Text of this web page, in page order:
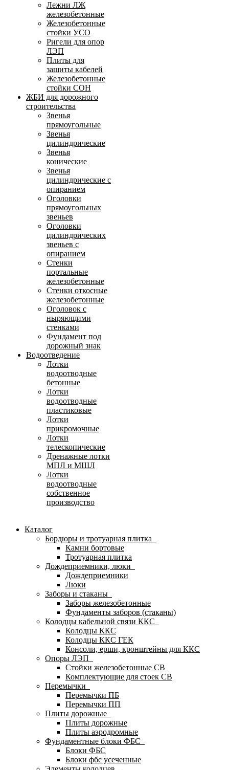
Лежни ЛЖ
железобетонные
Железобетонные
стойки УСО
Ригели для опор
ЛЭП
Плиты для
защиты кабелей
Железобетонные
стойки СОН
ЖБИ для дорожного
строительства
Звенья
прямоугольные
Звенья
цилиндрические
Звенья
конические
Звенья
цилиндрические с
опиранием
Оголовки
прямоугольных
звеньев
Оголовки
цилиндрических
звеньев с
опиранием
Стенки
портальные
железобетонные
Стенки откосные
железобетонные
Оголовок с
ныряющими
стенками
Фундамент под
дорожный знак
Водоотведение
Лотки
водоотводные
бетонные
Лотки
водоотводные
пластиковые
Лотки
прикромочные
Лотки
телескопические
Дренажные лотки
МПЛ и МШЛ
Лотки
водоотводные
собственное
производство
Каталог
Бордюры и тротуарная плитка
Камни бортовые
Тротуарная плитка
Дождеприемники, люки
Дождеприемники
Люки
Заборы и стаканы
Заборы железобетонные
Фундаменты заборов (стаканы)
Колодцы кабельной связи ККС
Колодцы ККС
Колодцы ККС ГЕК
Консоли, ерши, кронштейны для ККС
Опоры ЛЭП
Стойки железобетонные СВ
Комплектующие для стоек СВ
Перемычки
Перемычки ПБ
Перемычки ПП
Плиты дорожные
Плиты дорожные
Плиты аэродромные
Фундаментные блоки ФБС
Блоки ФБС
Блоки фбс усеченные